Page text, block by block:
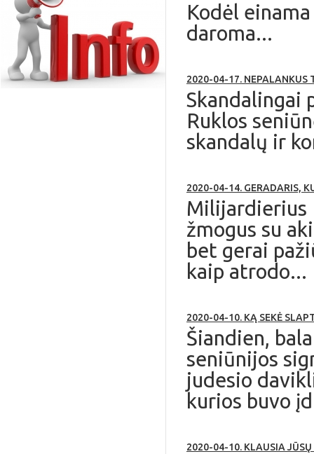
Kodėl
daroma...
2020-04-17. NEPALANKUS
Skandalingai
Ruklos
skandalų ir
2020-04-14. GERADARIS,
Milijardierius
žmogus su
bet gerai
kaip atrodo...
2020-04-10. KĄ SEKĖ
Šiandien,
seniūnijos
judesio
kurios buvo
2020-04-10. KLAUSIA